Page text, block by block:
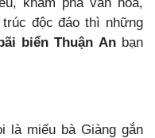
độc đáo thì những
biển Thuận Anbạn
là miếu bà Giàng gắn